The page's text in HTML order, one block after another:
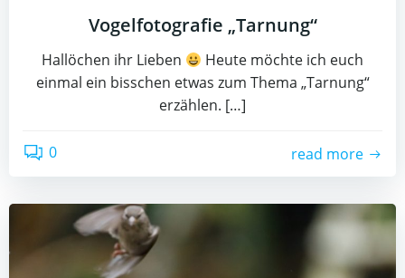
Vogelfotografie „Tarnung“
Hallöchen ihr Lieben
Heute möchte ich euch
einmal ein bisschen etwas zum Thema „Tarnung“
erzählen. […]
0 read more